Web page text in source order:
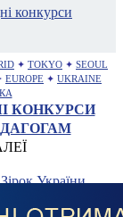
конкурси
✦ TOKYO ✦ SEOUL
EUROPE ✦ UKRAINE
КОНКУРСИ